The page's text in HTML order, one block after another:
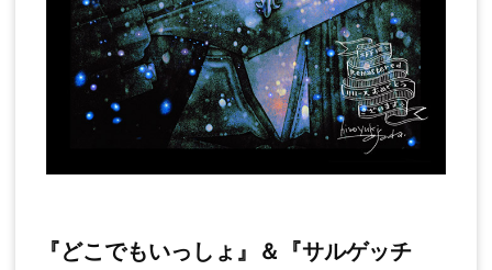
『どこでもいっしょ』＆『サルゲッチ